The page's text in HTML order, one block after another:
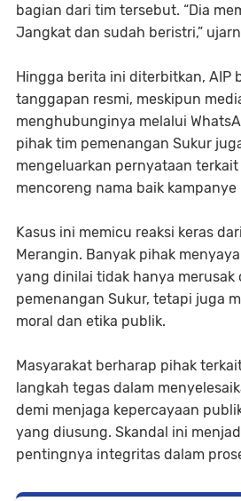
bagian dari tim tersebut. “Dia
Jangkat dan sudah beristri,”
Hingga berita ini diterbitkan, AIP
tanggapan resmi, meskipun
menghubunginya melalui
pihak tim pemenangan Sukur
mengeluarkan pernyataan
mencoreng nama baik kampanye
Kasus ini memicu reaksi keras
Merangin. Banyak pihak
yang dinilai tidak hanya merusak
pemenangan Sukur, tetapi juga
moral dan etika publik.
Masyarakat berharap pihak
langkah tegas dalam
demi menjaga kepercayaan
yang diusung. Skandal ini
pentingnya integritas dalam